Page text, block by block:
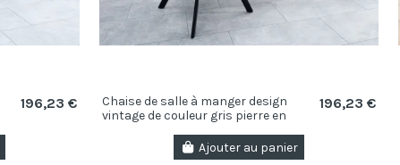
196,23 €
Chaise de salle à manger design
vintage de couleur gris pierre en
196,23 €
Ajouter au panier